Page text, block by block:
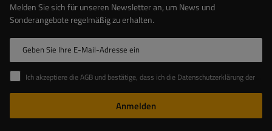
Melden Sie sich für unseren Newsletter an, um News und
Sonderangebote regelmäßig zu erhalten.
Geben Sie Ihre E-Mail-Adresse ein
Ich akzeptiere die AGB und bestätige, dass ich die Datenschutzerklärung der Website zur Kenntnis genommen habe
Anmelden